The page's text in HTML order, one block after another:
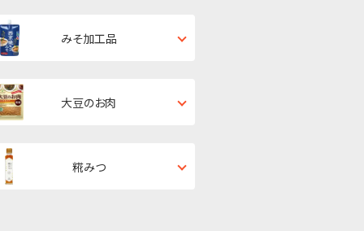
みそ加工品
大豆のお肉
糀みつ